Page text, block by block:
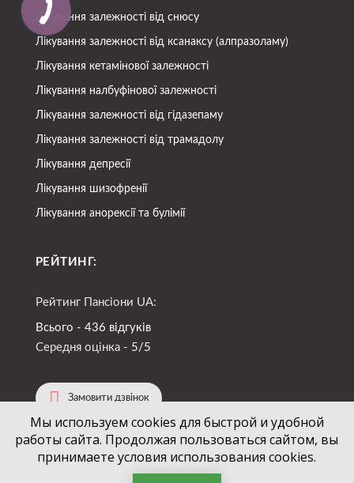
Лікування залежності від снюсу
Лікування залежності від ксанаксу (алпразоламу)
Лікування кетамінової залежності
Лікування налбуфінової залежності
Лікування залежності від гідазепаму
Лікування залежності від трамадолу
Лікування депресії
Лікування шизофренії
Лікування анорексії та булімії
РЕЙТИНГ:
Рейтинг Пансіони UA:
Всього - 436 відгуків
Середня оцінка - 5/5
Замовити дзвінок
+38 (067) 724-94-88
Мы используем cookies для быстрой и удобной
работы сайта. Продолжая пользоваться сайтом, вы
принимаете условия использования cookies.